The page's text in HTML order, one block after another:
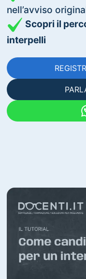
nell’avviso
Scopri il
interpelli